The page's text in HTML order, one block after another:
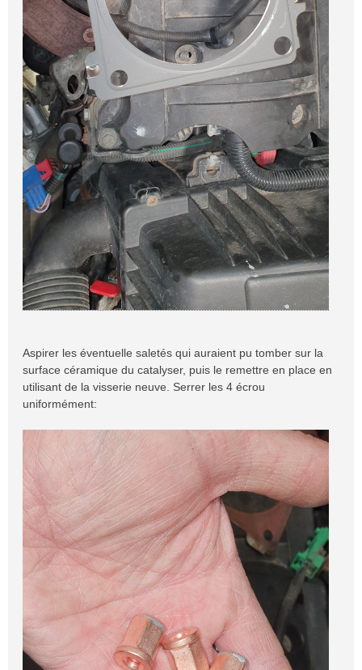
Aspirer les éventuelle saletés qui auraient pu tomber sur la
surface céramique du catalyser, puis le remettre en place en
utilisant de la visserie neuve. Serrer les 4 écrou
uniformément: